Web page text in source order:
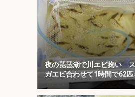
夜の琵琶湖で川エビ掬い
ガエビ合わせて1時間で62匹